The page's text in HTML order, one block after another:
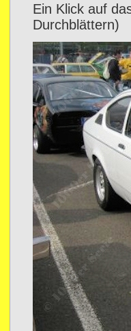
Ein Klick auf
Durchblättern)